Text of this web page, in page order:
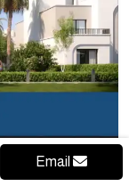
Email